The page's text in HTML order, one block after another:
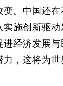
。中国还在
施创新驱
经济发展
，这将为